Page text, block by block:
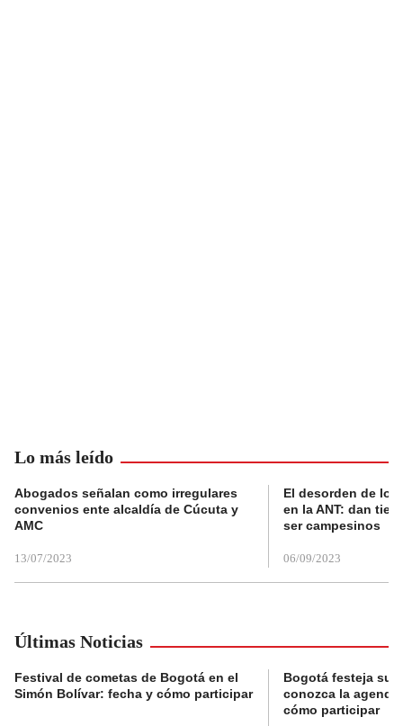
Lo más leído
Abogados señalan como irregulares
convenios ente alcaldía de Cúcuta y
AMC
13/07/2023
El desorden de
en la ANT: dan
ser campesinos
06/09/2023
Últimas Noticias
Festival de cometas de Bogotá en el
Simón Bolívar: fecha y cómo participar
Bogotá festeja su
conozca la
cómo participar